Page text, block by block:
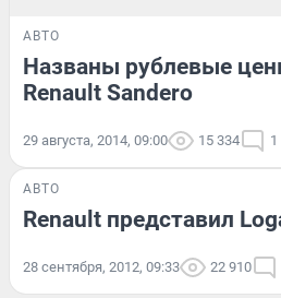
АВТО
Названы рублевые
Renault Sandero
29 августа, 2014, 09:00 15 334 1
АВТО
Renault представил
28 сентября, 2012, 09:33 22 910